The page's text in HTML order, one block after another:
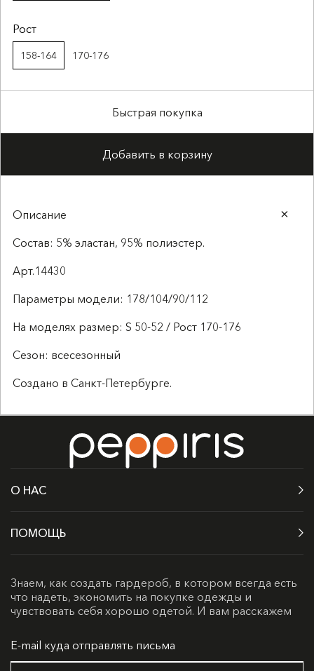
Рост
158-164 170-176
Быстрая покупка
Добавить в корзину
Описание
Состав: 5% эластан, 95% полиэстер.
Арт.14430
Параметры модели: 178/104/90/112
На моделях размер: S 50-52 / Рост 170-176
Сезон: всесезонный
Создано в Санкт-Петербурге.
О НАС
ПОМОЩЬ
Знаем, как создать гардероб, в котором всегда есть
что надеть, экономить на покупке одежды и
чувствовать себя хорошо одетой. И вам расскажем